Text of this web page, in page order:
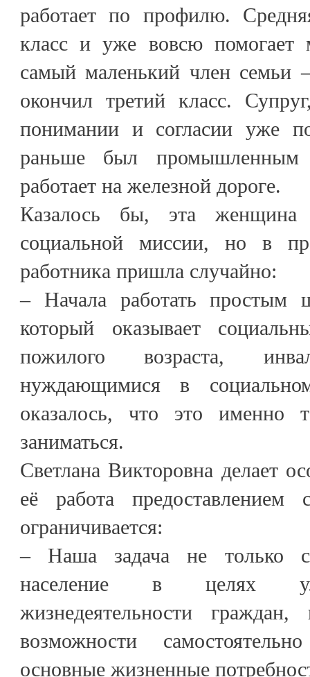
работает по профилю.
класс и уже вовсю помогает
самый маленький член семьи
окончил третий класс.
понимании и согласии уже
раньше был промышленным
работает на железной дороге.
Казалось бы, эта женщина
социальной миссии, но в
работника пришла случайно:
– Начала работать простым
который оказывает
пожилого возраста,
нуждающимися в
оказалось, что это
заниматься.
Светлана Викторовна делает
её работа предоставлением
ограничивается:
– Наша задача не только
население в целях
жизнедеятельности
возможности
основные жизненные